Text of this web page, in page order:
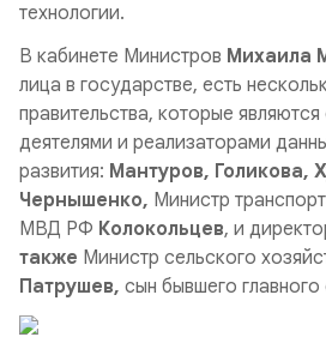
технологии.
В кабинете Министров Михаила
лица в государстве, есть
правительства, которые
деятелями и реализаторами
развития: Мантуров, Голикова,
Чернышенко, Министр
МВД РФ Колокольцев, и
также Министр сельского
Патрушев, сын бывшего